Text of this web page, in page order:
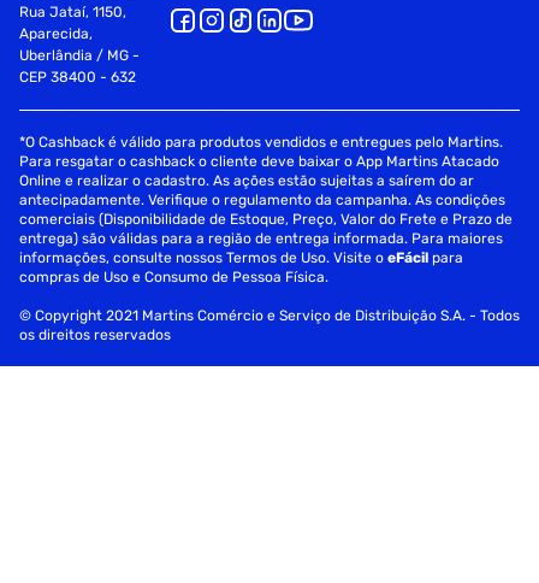
Rua Jataí, 1150,
Aparecida,
Uberlândia / MG -
CEP 38400 - 632
*O Cashback é válido para produtos vendidos e entregues pelo Martins.
Para resgatar o cashback o cliente deve baixar o App Martins Atacado
Online e realizar o cadastro. As ações estão sujeitas a saírem do ar
antecipadamente. Verifique o regulamento da campanha. As condições
comerciais (Disponibilidade de Estoque, Preço, Valor do Frete e Prazo de
entrega) são válidas para a região de entrega informada. Para maiores
informações, consulte nossos Termos de Uso. Visite oeFácil para
compras de Uso e Consumo de Pessoa Física.
© Copyright 2021 Martins Comércio e Serviço de Distribuição S.A. - Todos
os direitos reservados